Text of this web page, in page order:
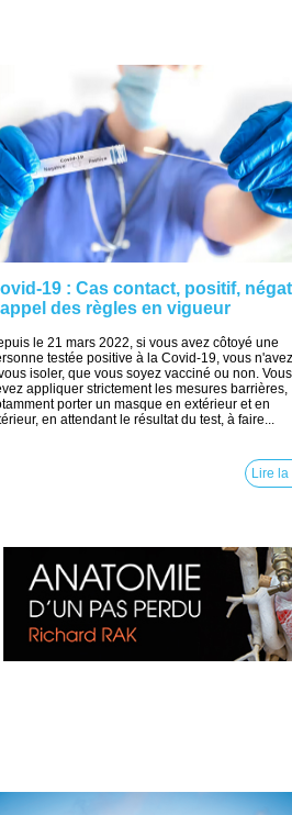
19 : Cas contact, positif,
des règles en vigueur
le 21 mars 2022, si vous avez côtoyé une
testée positive à la Covid-19, vous
isoler, que vous soyez vacciné ou non. Vous
appliquer strictement les mesures barrières,
porter un masque en extérieur et en
en attendant le résultat du test, à faire...
Lire la